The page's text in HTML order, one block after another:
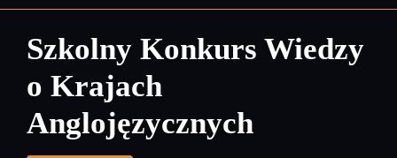
Szkolny Konkurs Wiedzy
o Krajach
Anglojęzycznych